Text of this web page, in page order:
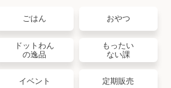
ごはん おやつ
ドットわん
の逸品
もったい
ない課
イベント 定期販売